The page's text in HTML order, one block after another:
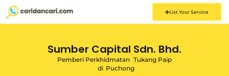
List Your Service
Sumber Capital Sdn. Bhd.
Pemberi Perkhidmatan Tukang Paip
di Puchong